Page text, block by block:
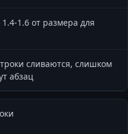
1.6 от размера для
сливаются, слишком
абзац